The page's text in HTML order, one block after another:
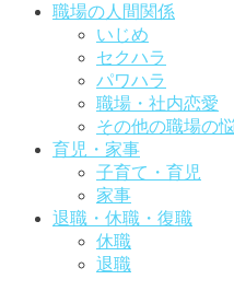
職場の人間関係
いじめ
セクハラ
パワハラ
職場・社内恋愛
その他の職場の
育児・家事
子育て・育児
家事
退職・休職・復職
休職
退職